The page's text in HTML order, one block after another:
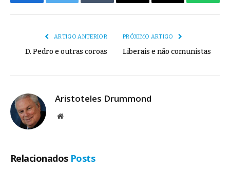
FacebookTwitter Tumblr
E-
Copiar
ARTIGO ANTERIOR
D. Pedro e outras coroas
PRÓXIMO ARTIGO
Liberais e não comunistas
Aristoteles Drummond
Site
Relacionados Posts